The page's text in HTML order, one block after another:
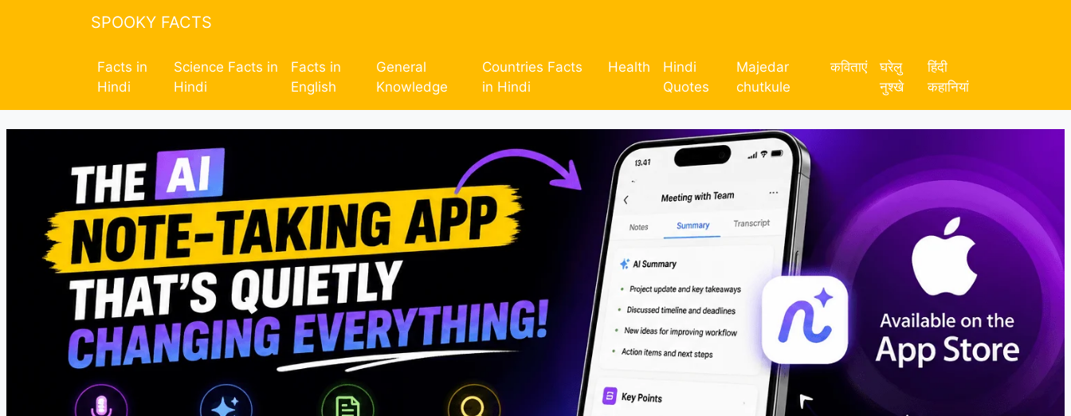
SPOOKY FACTS
Facts in
Hindi
Science Facts in
Hindi
Facts in
English
General
Knowledge
Countries Facts
in Hindi
Health
Hindi
Quotes
Majedar
chutkule
कविताएं
घरेलु
नुश्खे
हिंदी
कहानियां